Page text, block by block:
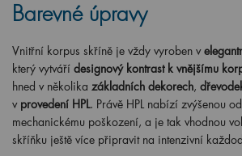
Barevné úpravy
Vnitřní korpus skříně je vždy vyroben v
který vytváří designový kontrast k vnějšímu
hned v několika základních dekorech,
v provedení HPL. Právě HPL nabízí zvýšenou
mechanickému poškození, a je tak vhodnou
skříňku ještě více připravit na intenzivní